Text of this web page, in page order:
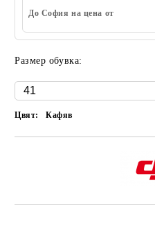
До София на цена от
Размер обувка:
Цвят: Кафяв